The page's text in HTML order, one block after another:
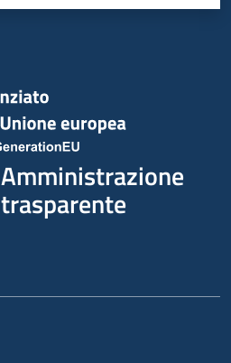
Amministrazione
trasparente